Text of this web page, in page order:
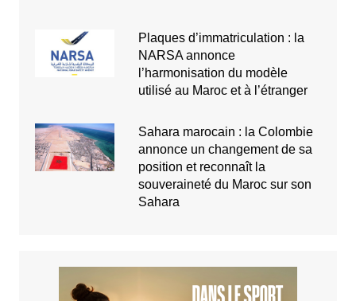
Plaques d’immatriculation : la
NARSA annonce
l’harmonisation du modèle
utilisé au Maroc et à l’étranger
Sahara marocain : la Colombie
annonce un changement de sa
position et reconnaît la
souveraineté du Maroc sur son
Sahara